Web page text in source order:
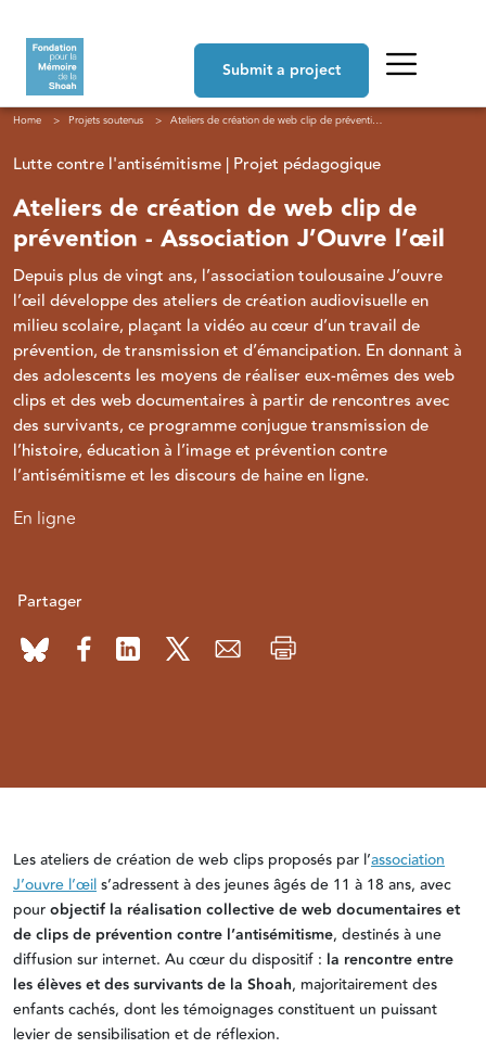
Submit a project
Breadcrumb
Home Projets soutenus Ateliers de création de web clip de prévention - Association J’Ouvre l’œil
Lutte contre l'antisémitisme | Projet pédagogique
Ateliers de création de web clip de
prévention - Association J’Ouvre l’œil
Depuis plus de vingt ans, l’association toulousaine J’ouvre
l’œil développe des ateliers de création audiovisuelle en
milieu scolaire, plaçant la vidéo au cœur d’un travail de
prévention, de transmission et d’émancipation. En donnant à
des adolescents les moyens de réaliser eux-mêmes des web
clips et des web documentaires à partir de rencontres avec
des survivants, ce programme conjugue transmission de
l’histoire, éducation à l’image et prévention contre
l’antisémitisme et les discours de haine en ligne.
En ligne
Partager
Les ateliers de création de web clips proposés par l’association
J’ouvre l’œils’adressent à des jeunes âgés de 11 à 18 ans, avec
pourobjectif la réalisation collective de web documentaires et
de clips de prévention contre l’antisémitisme, destinés à une
diffusion sur internet. Au cœur du dispositif : la rencontre entre
les élèves et des survivants de la Shoah, majoritairement des
enfants cachés, dont les témoignages constituent un puissant
levier de sensibilisation et de réflexion.